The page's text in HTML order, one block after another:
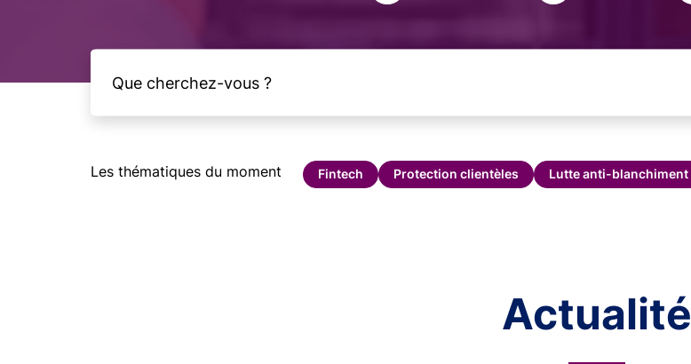
Les thématiques du moment Fintech Protection clientèles Lutte anti-blanchiment
Actualité